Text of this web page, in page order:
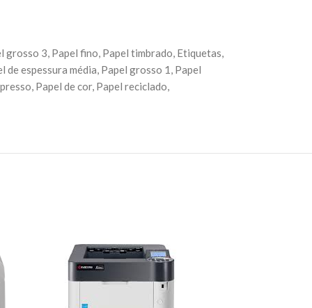
grosso 3, Papel fino, Papel timbrado, Etiquetas,
de espessura média, Papel grosso 1, Papel
Papel de cor, Papel reciclado,